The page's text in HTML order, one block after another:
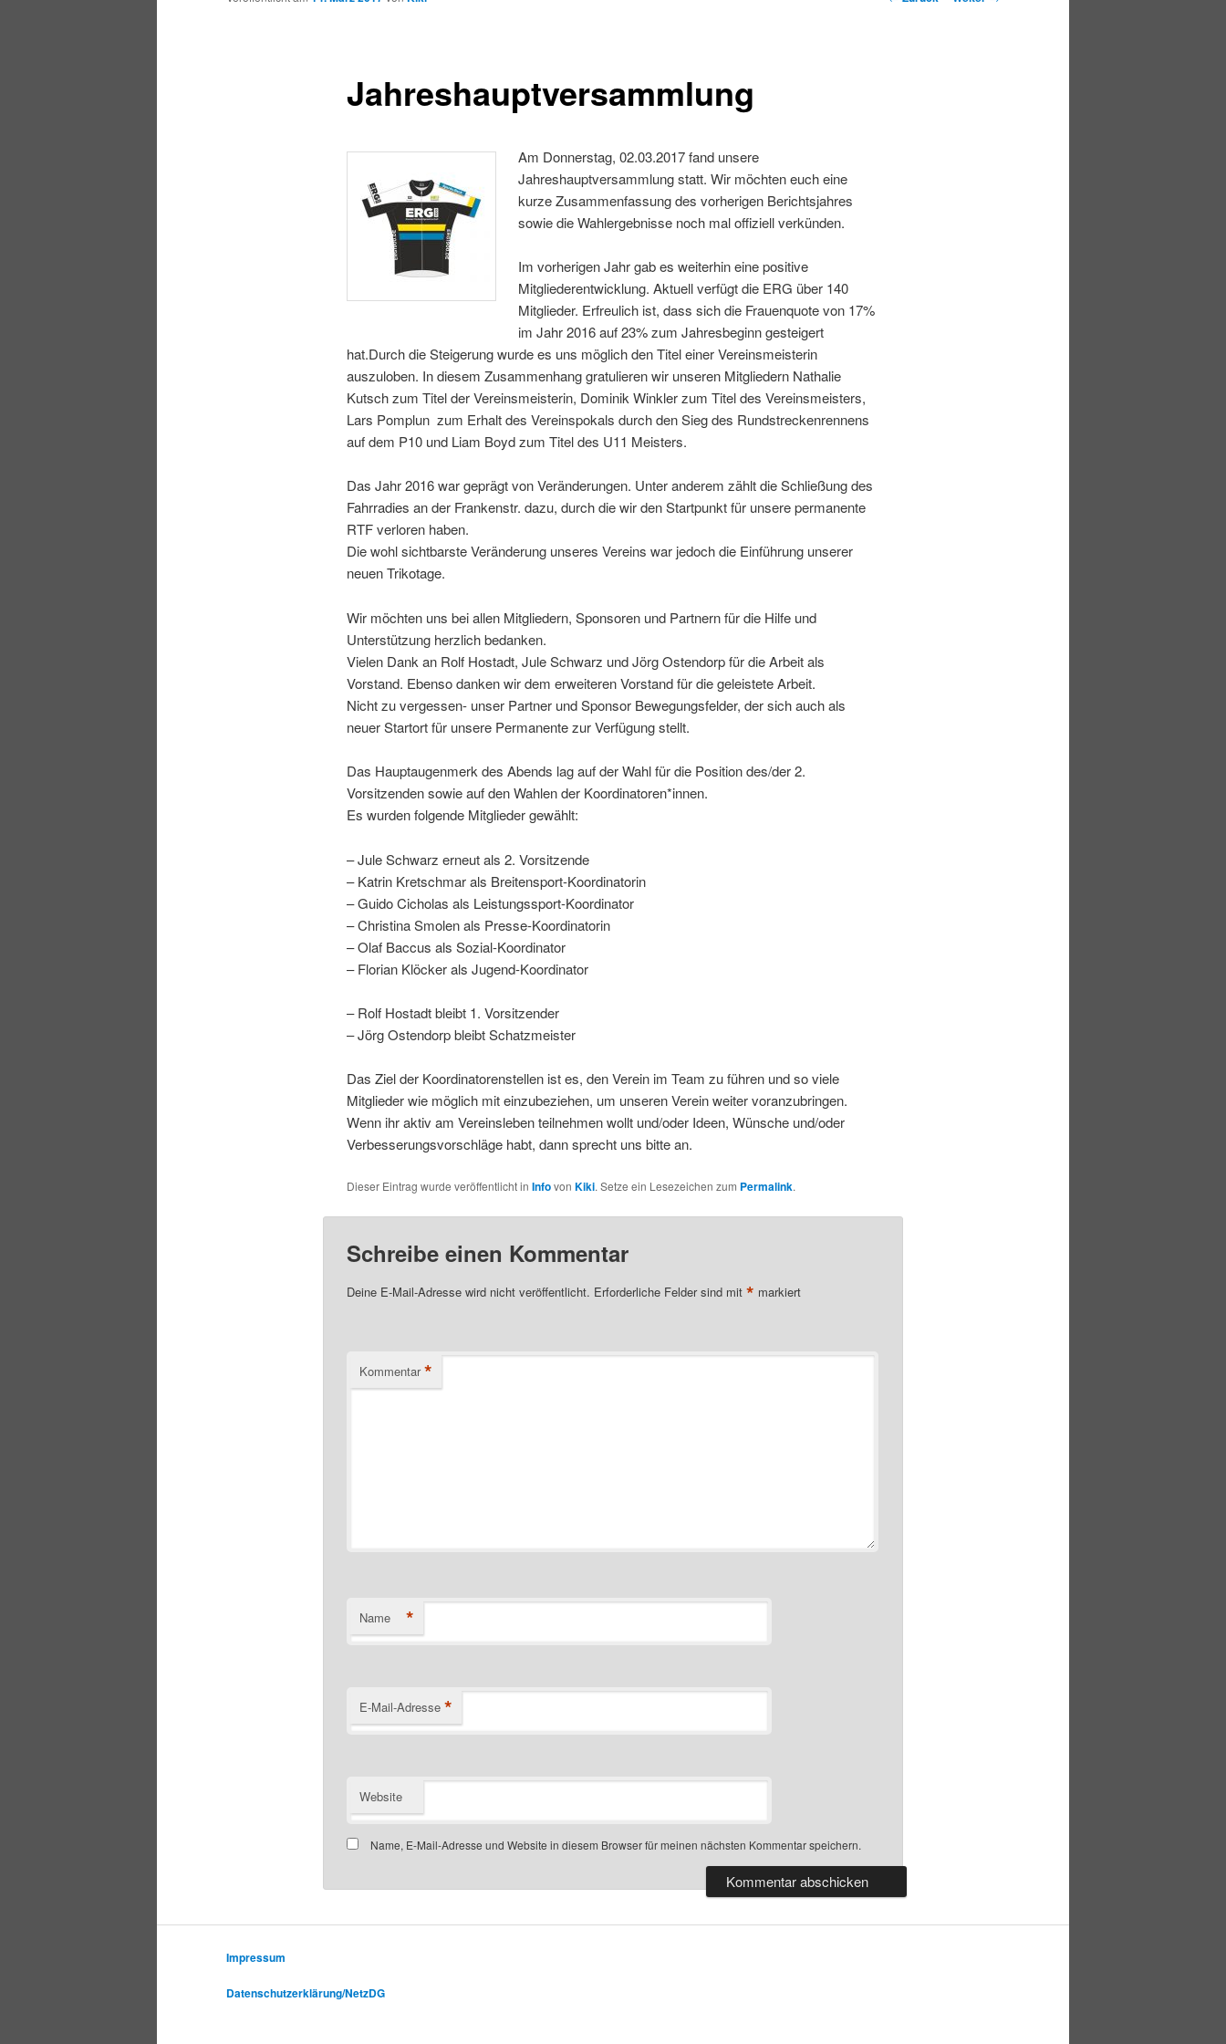
Jahreshauptversammlung
Am Donnerstag, 02.03.2017 fand unsere
Jahreshauptversammlung statt. Wir möchten euch eine
kurze Zusammenfassung des vorherigen Berichtsjahres
sowie die Wahlergebnisse noch mal offiziell verkünden.
Im vorherigen Jahr gab es weiterhin eine positive
Mitgliederentwicklung. Aktuell verfügt die ERG über 140
Mitglieder. Erfreulich ist, dass sich die Frauenquote von 17%
im Jahr 2016 auf 23% zum Jahresbeginn gesteigert
hat.Durch die Steigerung wurde es uns möglich den Titel einer Vereinsmeisterin
auszuloben. In diesem Zusammenhang gratulieren wir unseren Mitgliedern Nathalie
Kutsch zum Titel der Vereinsmeisterin, Dominik Winkler zum Titel des Vereinsmeisters,
Lars Pomplun zum Erhalt des Vereinspokals durch den Sieg des Rundstreckenrennens
auf dem P10 und Liam Boyd zum Titel des U11 Meisters.
Das Jahr 2016 war geprägt von Veränderungen. Unter anderem zählt die Schließung des
Fahrradies an der Frankenstr. dazu, durch die wir den Startpunkt für unsere permanente
RTF verloren haben.
Die wohl sichtbarste Veränderung unseres Vereins war jedoch die Einführung unserer
neuen Trikotage.
Wir möchten uns bei allen Mitgliedern, Sponsoren und Partnern für die Hilfe und
Unterstützung herzlich bedanken.
Vielen Dank an Rolf Hostadt, Jule Schwarz und Jörg Ostendorp für die Arbeit als
Vorstand. Ebenso danken wir dem erweiteren Vorstand für die geleistete Arbeit.
Nicht zu vergessen- unser Partner und Sponsor Bewegungsfelder, der sich auch als
neuer Startort für unsere Permanente zur Verfügung stellt.
Das Hauptaugenmerk des Abends lag auf der Wahl für die Position des/der 2.
Vorsitzenden sowie auf den Wahlen der Koordinatoren*innen.
Es wurden folgende Mitglieder gewählt:
– Jule Schwarz erneut als 2. Vorsitzende
– Katrin Kretschmar als Breitensport-Koordinatorin
– Guido Cicholas als Leistungssport-Koordinator
– Christina Smolen als Presse-Koordinatorin
– Olaf Baccus als Sozial-Koordinator
– Florian Klöcker als Jugend-Koordinator
– Rolf Hostadt bleibt 1. Vorsitzender
– Jörg Ostendorp bleibt Schatzmeister
Das Ziel der Koordinatorenstellen ist es, den Verein im Team zu führen und so viele
Mitglieder wie möglich mit einzubeziehen, um unseren Verein weiter voranzubringen.
Wenn ihr aktiv am Vereinsleben teilnehmen wollt und/oder Ideen, Wünsche und/oder
Verbesserungsvorschläge habt, dann sprecht uns bitte an.
Dieser Eintrag wurde veröffentlicht in Infovon Kiki. Setze ein Lesezeichen zum Permalink.
Schreibe einen Kommentar
Deine E-Mail-Adresse wird nicht veröffentlicht. Erforderliche Felder sind mit * markiert
Kommentar *
Name *
E-Mail-Adresse *
Website
Name, E-Mail-Adresse und Website in diesem Browser für meinen nächsten Kommentar speichern.
Impressum
Datenschutzerklärung/NetzDG